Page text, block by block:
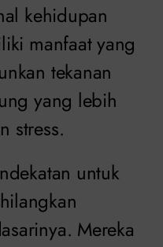
kehidupan
manfaat yang
tekanan
yang lebih
stress.
untuk
Mereka